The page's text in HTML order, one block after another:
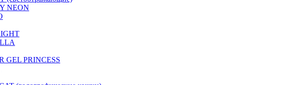
NEON
PRINCESS